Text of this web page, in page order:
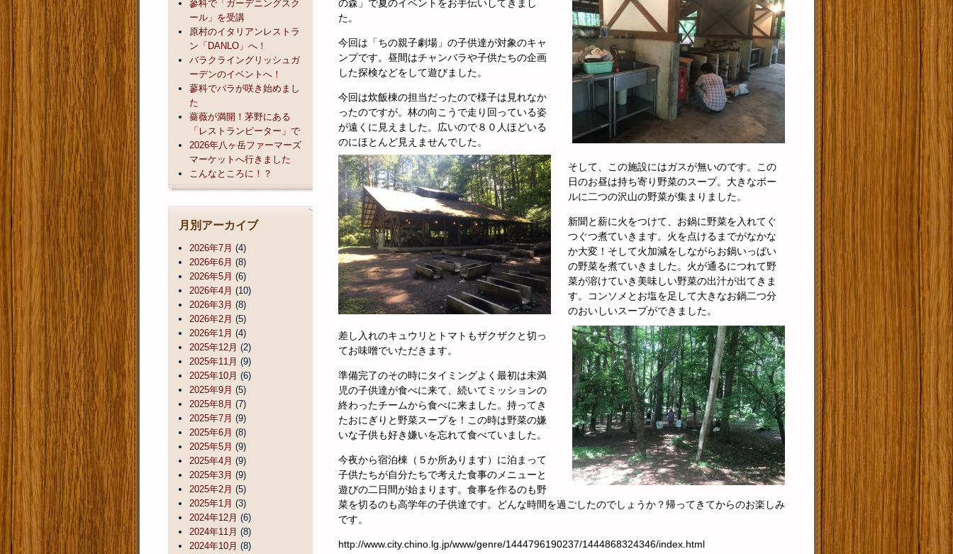
の森」で夏のイベントをお手伝いしてきまし
た。
今回は「ちの親子劇場」の子供達が対象のキャ
ンプです。昼間はチャンバラや子供たちの企画
した探検などをして遊びました。
今回は炊飯棟の担当だったので様子は見れなか
ったのですが。林の向こうで走り回っている姿
が遠くに見えました。広いので８０人ほどいる
のにほとんど見えませんでした。
そして、この施設にはガスが無いのです。この
日のお昼は持ち寄り野菜のスープ。大きなボー
ルに二つの沢山の野菜が集まりました。
新聞と薪に火をつけて、お鍋に野菜を入れてぐ
つぐつ煮ていきます。火を点けるまでがなかな
か大変！そして火加減をしながらお鍋いっぱい
の野菜を煮ていきました。火が通るにつれて野
菜が溶けていき美味しい野菜の出汁が出てきま
す。コンソメとお塩を足して大きなお鍋二つ分
のおいしいスープができました。
差し入れのキュウリとトマトもザクザクと切っ
てお味噌でいただきます。
準備完了のその時にタイミングよく最初は未満
児の子供達が食べに来て、続いてミッションの
終わったチームから食べに来ました。持ってき
たおにぎりと野菜スープを！この時は野菜の嫌
いな子供も好き嫌いを忘れて食べていました。
今夜から宿泊棟（５か所あります）に泊まって
子供たちが自分たちで考えた食事のメニューと
遊びの二日間が始まります。食事を作るのも野
菜を切るのも高学年の子供達です。どんな時間を過ごしたのでしょうか？帰ってきてからのお楽しみ
です。
http://www.city.chino.lg.jp/www/genre/1444796190237/1444868324346/index.html
蓼科で「ガーデニングスク
ール」を受講
原村のイタリアンレストラ
ン「DANLO」へ！
バラクライングリッシュガ
ーデンのイベントへ！
蓼科でバラが咲き始めまし
た
薔薇が満開！茅野にある
「レストランピーター」で
2026年八ヶ岳ファーマーズ
マーケットへ行きました
こんなところに！？
月別アーカイブ
2026年7月 (4)
2026年6月 (8)
2026年5月 (6)
2026年4月 (10)
2026年3月 (8)
2026年2月 (5)
2026年1月 (4)
2025年12月 (2)
2025年11月 (9)
2025年10月 (6)
2025年9月 (5)
2025年8月 (7)
2025年7月 (9)
2025年6月 (8)
2025年5月 (9)
2025年4月 (9)
2025年3月 (9)
2025年2月 (5)
2025年1月 (3)
2024年12月 (6)
2024年11月 (8)
2024年10月 (8)